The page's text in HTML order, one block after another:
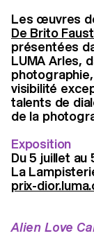
Les œuvres
De Brito
présentées
LUMA Arles,
visibilité
talents de
de la
Exposition
Du5 juillet au
La
prix-
Alien Love